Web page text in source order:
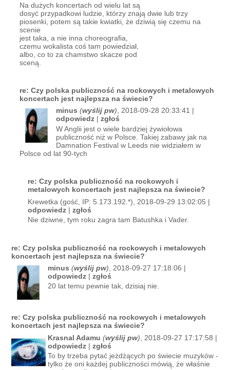
Na dużych koncertach od wielu lat są
dosyć przypadkowi ludzie, którzy znają dwie lub trzy
piosenki, potem są takie kwiatki, że dziwią się czemu na
scenie
jest taka, a nie inna choreografia,
czemu wokalista coś tam powiedział,
albo, co to za chamstwo skacze pod
sceną.
re: Czy polska publiczność na rockowych i metalowych
koncertach jest najlepsza na świecie?
minus (wyślij pw), 2018-09-28 20:33:41 |
odpowiedz| zgłoś
W Anglii jest o wiele bardziej żywiołowa
publiczność niż w Polsce. Takiej zabawy jak na
Damnation Festival w Leeds nie widziałem w
Polsce od lat 90-tych
re: Czy polska publiczność na rockowych i
metalowych koncertach jest najlepsza na świecie?
Krewetka (gość, IP: 5.173.192.*), 2018-09-29 13:02:05 |
odpowiedz |zgłoś
Nie dziwne, tym roku zagra tam Batushka i Vader.
re: Czy polska publiczność na rockowych i metalowych
koncertach jest najlepsza na świecie?
minus (wyślij pw) , 2018-09-27 17:18:06 |
odpowiedz| zgłoś
20 lat temu pewnie tak, dzisiaj nie.
re: Czy polska publiczność na rockowych i metalowych
koncertach jest najlepsza na świecie?
Krasnal Adamu (wyślij pw) , 2018-09-27 17:17:58 |
odpowiedz| zgłoś
To by trzeba pytać jeżdżących po świecie muzyków -
tylko że oni każdej publiczności mówią, że właśnie